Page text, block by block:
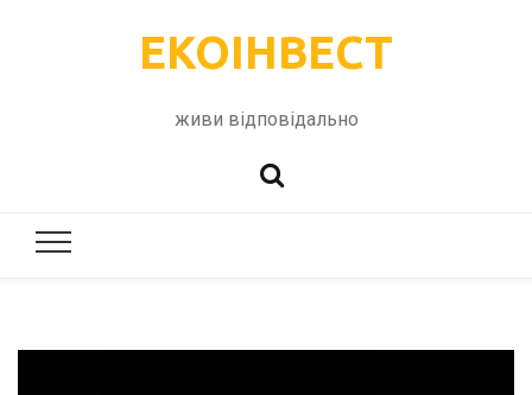
ЕКОІНВЕСТ
живи відповідально